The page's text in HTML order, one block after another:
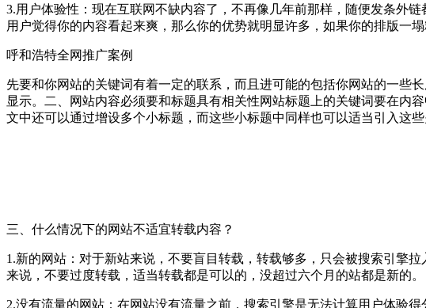
3.用户体验性：现在互联网不缺内容了，不再像几年前那样，随便发条外
用户觉得你的内容看起来爽，那么你的优势就明显许多，如果你的排版一
呼和浩特全网推广案例
先要和你网站的关键词有着一定的联系，而且进可能的包括你网站的一些
显示。二、网站内容必须要和标题具有相关性网站标题上的关键词要在内
文中还可以通过增设多个小标题，而这些小标题中同样也可以适当引入这
三、什么情况下的网站不适宜转载内容？
1.新的网站：对于新站来说，不要盲目转载，转载够多，只会被搜索引擎
来说，不要过度转载，适当转载都是可以的，没超过六个月的站都是新的。
2.没有流量的网站：在网站没有流量之前，搜索引擎是无法计算用户体验